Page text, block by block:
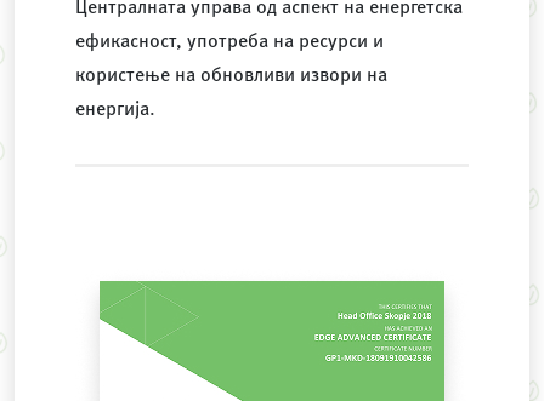
Централната управа од аспект на енергетска
ефикасност, употреба на ресурси и
користење на обновливи извори на
енергија.